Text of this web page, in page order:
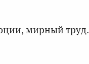
мирный труд.